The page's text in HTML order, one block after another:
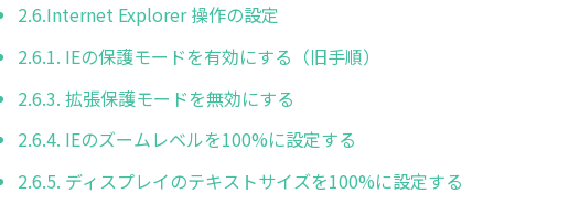
2.6.Internet Explorer 操作の設定
2.6.1. IEの保護モードを有効にする（旧手順）
2.6.3. 拡張保護モードを無効にする
2.6.4. IEのズームレベルを100%に設定する
2.6.5. ディスプレイのテキストサイズを100%に設定する